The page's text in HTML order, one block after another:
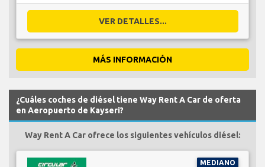
VER DETALLES...
MÁS INFORMACIÓN
¿Cuáles coches de diésel tiene Way Rent A Car de oferta
en Aeropuerto de Kayseri?
Way Rent A Car ofrece los siguientes vehículos diésel:
MEDIANO